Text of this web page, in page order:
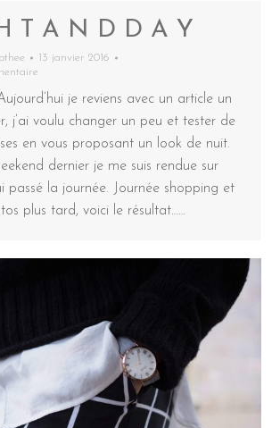
T A N D D A Y
13 janvier 2016
je reviens avec un article un
j’ai voulu changer un peu et tester de
en vous proposant un look de nuit.
dernier je me suis rendue sur
passé la journée. Journée shopping et
plus tard, voici le résultat……